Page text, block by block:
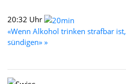
20:32 Uhr
«Wenn Alkohol trinken strafbar
sündigen» »